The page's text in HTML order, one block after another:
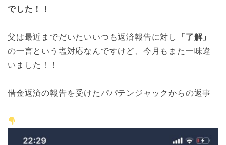
でした！！
父は最近までだいたいいつも返済報告に対し 「了解」
の一言という塩対応なんですけど、今月もまた一味違
いました！！
借金返済の報告を受けたパパテンジャックからの返事